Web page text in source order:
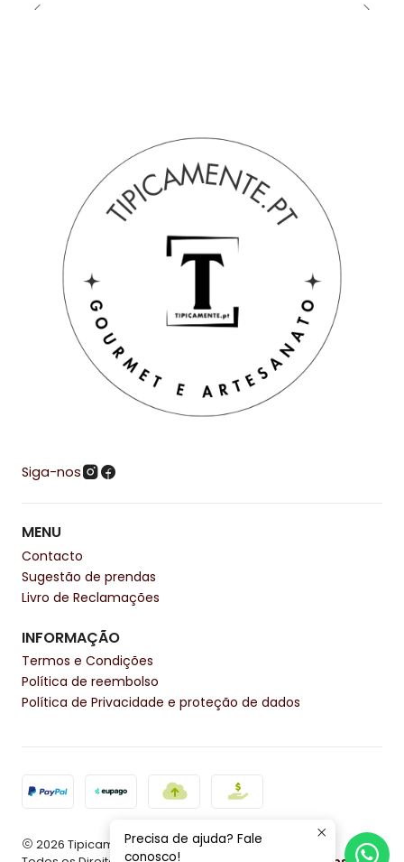
Siga-nos
MENU
Contacto
Sugestão de prendas
Livro de Reclamações
INFORMAÇÃO
Termos e Condições
Política de reembolso
Política de Privacidade e proteção de dados
2026 Tipicamente.Precisa de ajuda? Fale
conosco!